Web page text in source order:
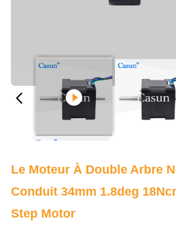
Le Moteur À Double Arbre
Conduit 34mm 1.8deg
Step Motor